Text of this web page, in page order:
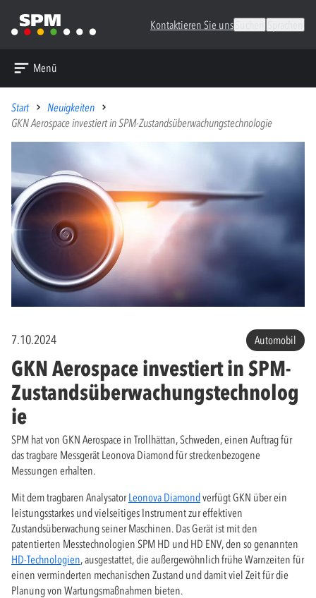
Kontaktieren Sie uns
Menü
Start
Neuigkeiten
GKN Aerospace investiert in SPM-Zustandsüberwachungstechnologie
7.10.2024 Automobil
GKN Aerospace investiert in SPM-
Zustandsüberwachungstechnolog
ie
SPM hat von GKN Aerospace in Trollhättan, Schweden, einen Auftrag für
das tragbare Messgerät Leonova Diamond für streckenbezogene
Messungen erhalten.
Mit dem tragbaren AnalysatorLeonova Diamondverfügt GKN über ein
leistungsstarkes und vielseitiges Instrument zur effektiven
Zustandsüberwachung seiner Maschinen. Das Gerät ist mit den
patentierten Messtechnologien SPM HD und HD ENV, den so genannten
HD-Technologien, ausgestattet, die außergewöhnlich frühe Warnzeiten für
einen verminderten mechanischen Zustand und damit viel Zeit für die
Planung von Wartungsmaßnahmen bieten.